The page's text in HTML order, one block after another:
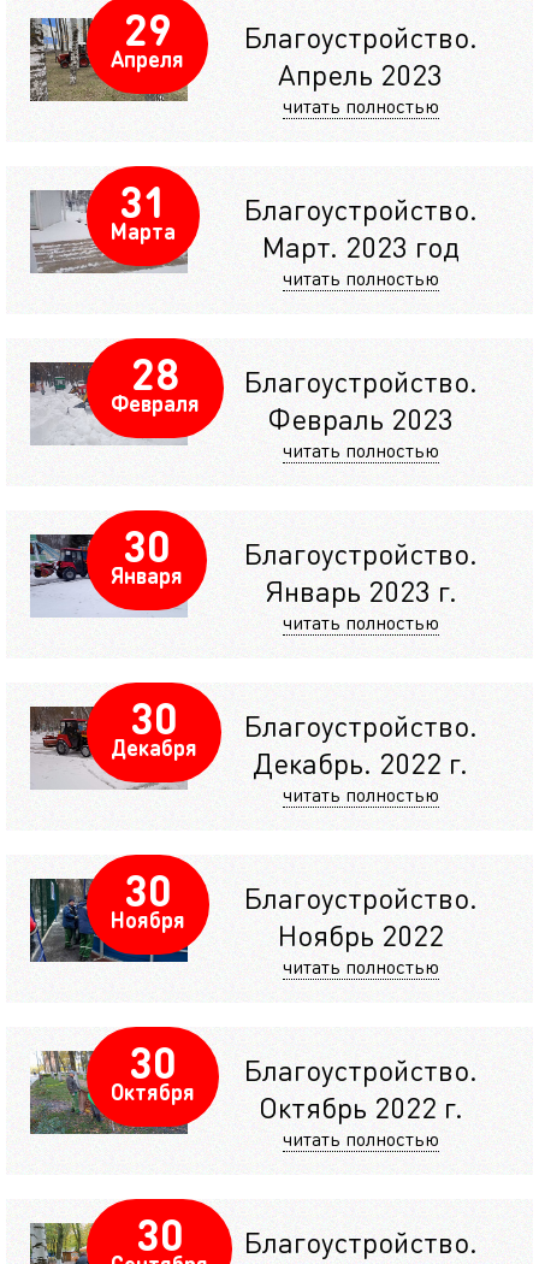
29
Апреля
Благоустройство.
Апрель 2023
читать полностью
31
Марта
Благоустройство.
Март. 2023 год
читать полностью
28
Февраля
Благоустройство.
Февраль 2023
читать полностью
30
Января
Благоустройство.
Январь 2023 г.
читать полностью
30
Декабря
Благоустройство.
Декабрь. 2022 г.
читать полностью
30
Ноября
Благоустройство.
Ноябрь 2022
читать полностью
30
Октября
Благоустройство.
Октябрь 2022 г.
читать полностью
30
Благоустройство.